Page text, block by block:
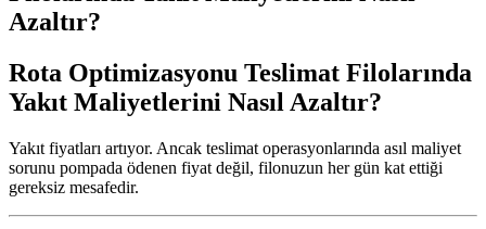
Azaltır?
Rota Optimizasyonu Teslimat Filolarında
Yakıt Maliyetlerini Nasıl Azaltır?
Yakıt fiyatları artıyor. Ancak teslimat operasyonlarında asıl maliyet
sorunu pompada ödenen fiyat değil, filonuzun her gün kat ettiği
gereksiz mesafedir.